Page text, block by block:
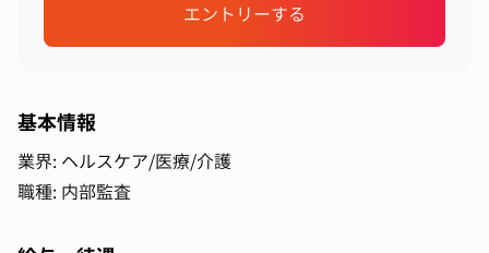
エントリーする
基本情報
業界: ヘルスケア/医療/介護
職種: 内部監査